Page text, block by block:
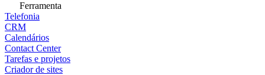
Ferramenta
Telefonia
CRM
Calendários
Contact Center
Tarefas e projetos
Criador de sites